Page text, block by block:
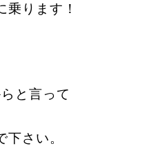
乗ります！
と言って
下さい。